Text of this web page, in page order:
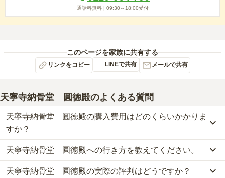
通話料無料 | 09:30～18:00受付
このページを家族に共有する
リンクをコピー LINEで共有 メールで共有
天寧寺納骨堂 圓徳殿のよくある質問
天寧寺納骨堂 圓徳殿の購入費用はどのくらいかかりま
すか？
天寧寺納骨堂　圓徳殿では、納骨堂が約30万円からお求めいただけ
ます。
なお、天寧寺納骨堂　圓徳殿がある愛知県の相場は、納骨堂が約58
天寧寺納骨堂 圓徳殿への行き方を教えてください。
公共交通機関の場合、名古屋市営地下鉄鶴舞線・名城線「上前津
天寧寺納骨堂 圓徳殿の実際の評判はどうですか？